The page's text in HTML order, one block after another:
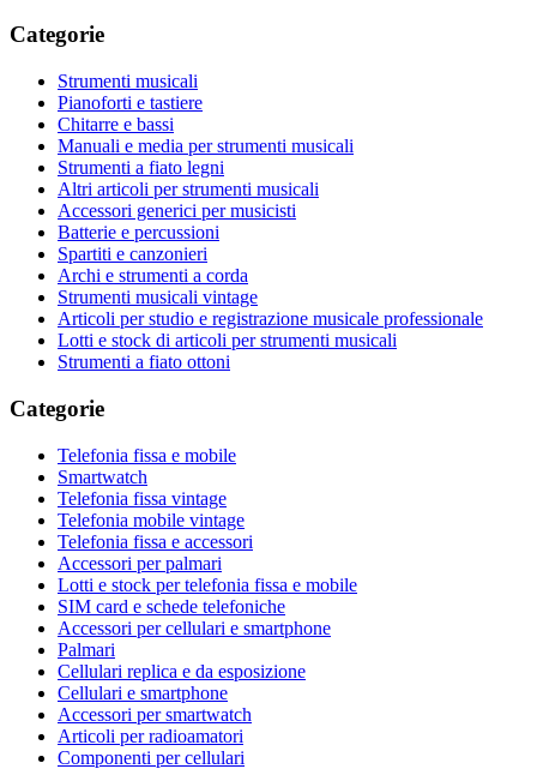
Categorie
Strumenti musicali
Pianoforti e tastiere
Chitarre e bassi
Manuali e media per strumenti musicali
Strumenti a fiato legni
Altri articoli per strumenti musicali
Accessori generici per musicisti
Batterie e percussioni
Spartiti e canzonieri
Archi e strumenti a corda
Strumenti musicali vintage
Articoli per studio e registrazione musicale professionale
Lotti e stock di articoli per strumenti musicali
Strumenti a fiato ottoni
Categorie
Telefonia fissa e mobile
Smartwatch
Telefonia fissa vintage
Telefonia mobile vintage
Telefonia fissa e accessori
Accessori per palmari
Lotti e stock per telefonia fissa e mobile
SIM card e schede telefoniche
Accessori per cellulari e smartphone
Palmari
Cellulari replica e da esposizione
Cellulari e smartphone
Accessori per smartwatch
Articoli per radioamatori
Componenti per cellulari